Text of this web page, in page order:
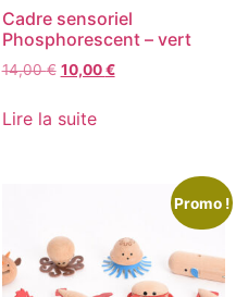
Cadre sensoriel
Phosphorescent – vert
14,00€ 10,00€
Lire la suite
Promo !